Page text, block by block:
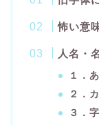
怖い意
人名・
１．
２．
３．